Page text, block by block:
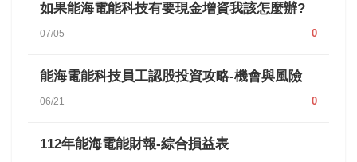
如果能海電能科技有要現金增資我該怎麼辦?
07/05 0
能海電能科技員工認股投資攻略-機會與風險
06/21 0
112年能海電能財報-綜合損益表